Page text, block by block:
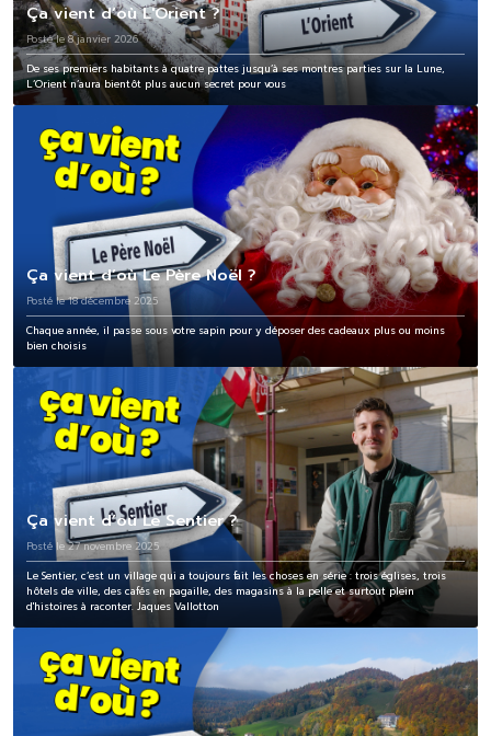
Ça vient d’où L'Orient ?
Posté le 8 janvier 2026
De ses premiers habitants à quatre pattes jusqu’à ses montres parties sur la Lune,
L’Orient n’aura bientôt plus aucun secret pour vous
Ça vient d’où Le Père Noël ?
Posté le 18 décembre 2025
Chaque année, il passe sous votre sapin pour y déposer des cadeaux plus ou moins
bien choisis
Ça vient d’où Le Sentier ?
Posté le 27 novembre 2025
Le Sentier, c’est un village qui a toujours fait les choses en série : trois églises, trois
hôtels de ville, des cafés en pagaille, des magasins à la pelle et surtout plein
d'histoires à raconter. Jaques Vallotton